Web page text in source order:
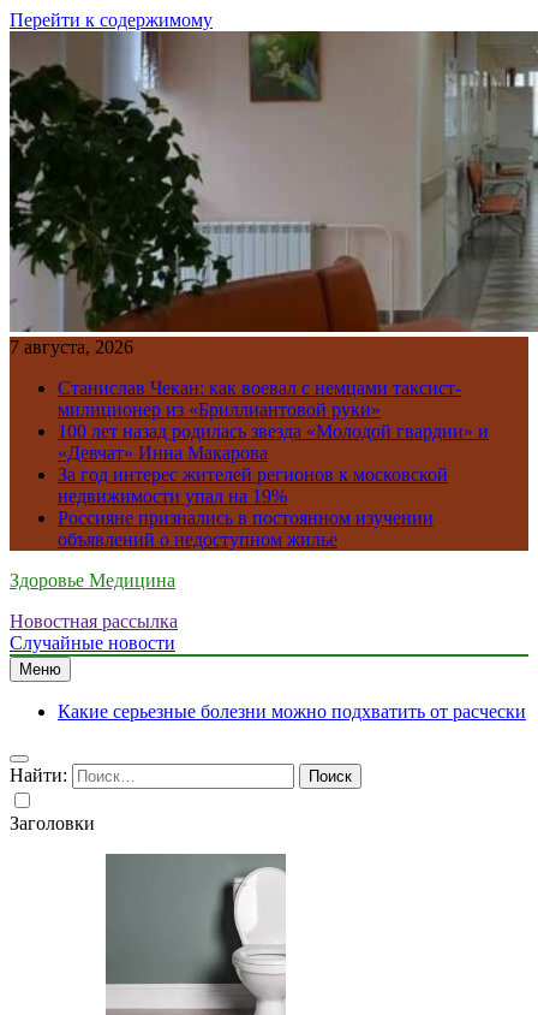
Перейти к содержимому
7 августа, 2026
Станислав Чекан: как воевал с немцами таксист-
милиционер из «Бриллиантовой руки»
100 лет назад родилась звезда «Молодой гвардии» и
«Девчат» Инна Макарова
За год интерес жителей регионов к московской
недвижимости упал на 19%
Россияне признались в постоянном изучении
объявлений о недоступном жилье
Здоровье Медицина
Новостная рассылка
Случайные новости
Меню
Какие серьезные болезни можно подхватить от расчески
Найти:
Заголовки